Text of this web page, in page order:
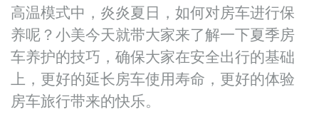
高温模式中，炎炎夏日，如何对房车进行保
养呢？小美今天就带大家来了解一下夏季房
车养护的技巧，确保大家在安全出行的基础
上，更好的延长房车使用寿命，更好的体验
房车旅行带来的快乐。